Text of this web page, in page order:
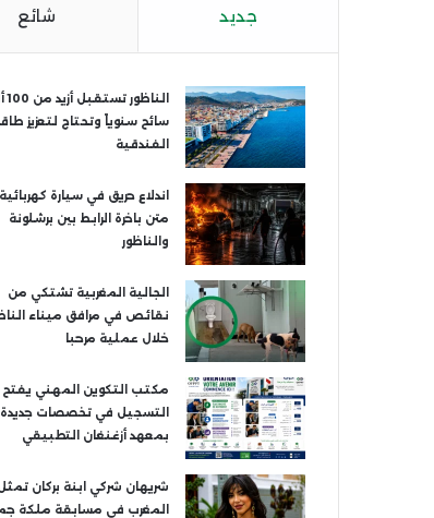
جديد شائع
سائح سنوياً وتحتاج لتعزيز
الفندقية
اندلاع حريق في سيارة
متن باخرة الرابط بين برشلونة
والناظور
الجالية المغربية تشتكي من
نقائص في مرافق ميناء
خلال عملية مرحبا
مكتب التكوين المهني يفتح
التسجيل في تخصصات جديدة
بمعهد أزغنغان التطبيقي
شريهان شركي ابنة بركان
المغرب في مسابقة ملكة